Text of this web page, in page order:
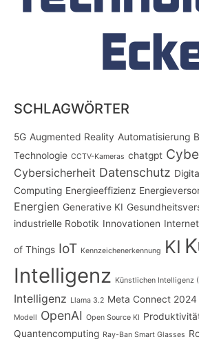
SCHLAGWÖRTER
5G Augmented Reality Automatisierung
Technologie CCTV-Kameras chatgpt
Cybersicherheit Datenschutz
Computing Energieeffizienz
Energien Generative KI
industrielle Robotik Innovationen
of Things IoT Kennzeichenerkennung KI
Intelligenz Künstlichen Intelligenz
Intelligenz Llama 3.2 Meta Connect 2024
Modell OpenAI Open Source KI
Quantencomputing Ray-Ban Smart Glasses